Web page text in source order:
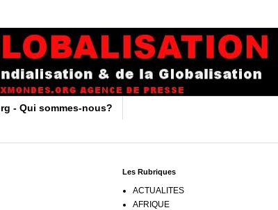
- Qui sommes-nous?
Les Rubriques
ACTUALITES
AFRIQUE